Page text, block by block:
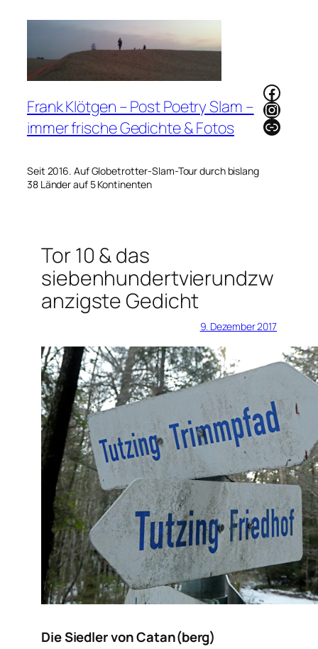
Frank Klötgen – Post Poetry Slam –
immer frische Gedichte & Fotos
Seit 2016. Auf Globetrotter-Slam-Tour durch bislang
38 Länder auf 5 Kontinenten
Link
Tor 10 & das
siebenhundertvierundzw
anzigste Gedicht
9. Dezember 2017
Die Siedler von Catan(berg)